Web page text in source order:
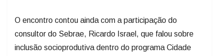
O encontro contou ainda com a participação do
consultor do Sebrae, Ricardo Israel, que falou sobre
inclusão socioprodutiva dentro do programa Cidade